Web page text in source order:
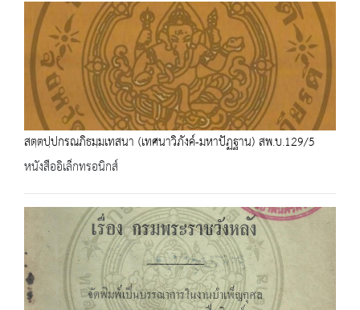
สตฺตปฺปกรณภิธมฺมเทสนา (เทศนาวิภังค์-มหาปัฏฐาน) สพ.บ.129/5
หนังสืออิเล็กทรอนิกส์